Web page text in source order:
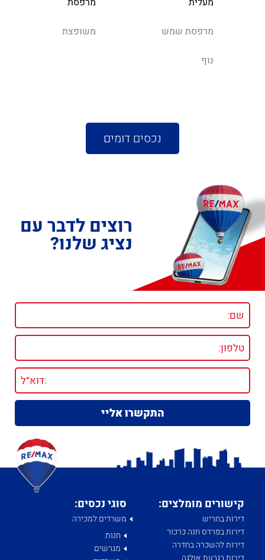
מרפסת שמש משופצת
נוף
נכסים דומים
רוצים לדבר עם
נציג שלנו?
קישורים מומלצים:
דירות בחריש
דירות בפרדס חנה כרכור
דירות להשכרה בחדרה
סוגי נכסים:
משרדים למכירה
חנות
מגרשים